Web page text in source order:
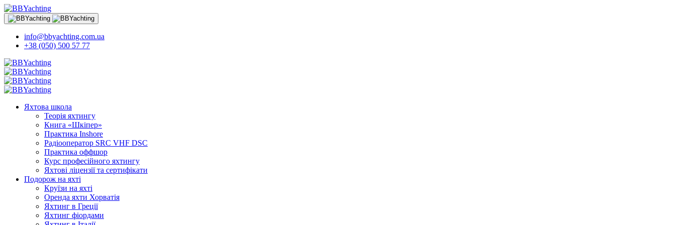
info@bbyachting.com.ua
+38 (050) 500 57 77
Яхтова школа
Теорія яхтингу
Книга «Шкіпер»
Практика Inshore
Радіооператор SRC VHF DSC
Практика оффшор
Курс професійного яхтингу
Яхтові ліцензії та сертифікати
Подорож на яхті
Круїзи на яхті
Оренда яхти Хорватія
Яхтинг в Греції
Яхтинг фіордами